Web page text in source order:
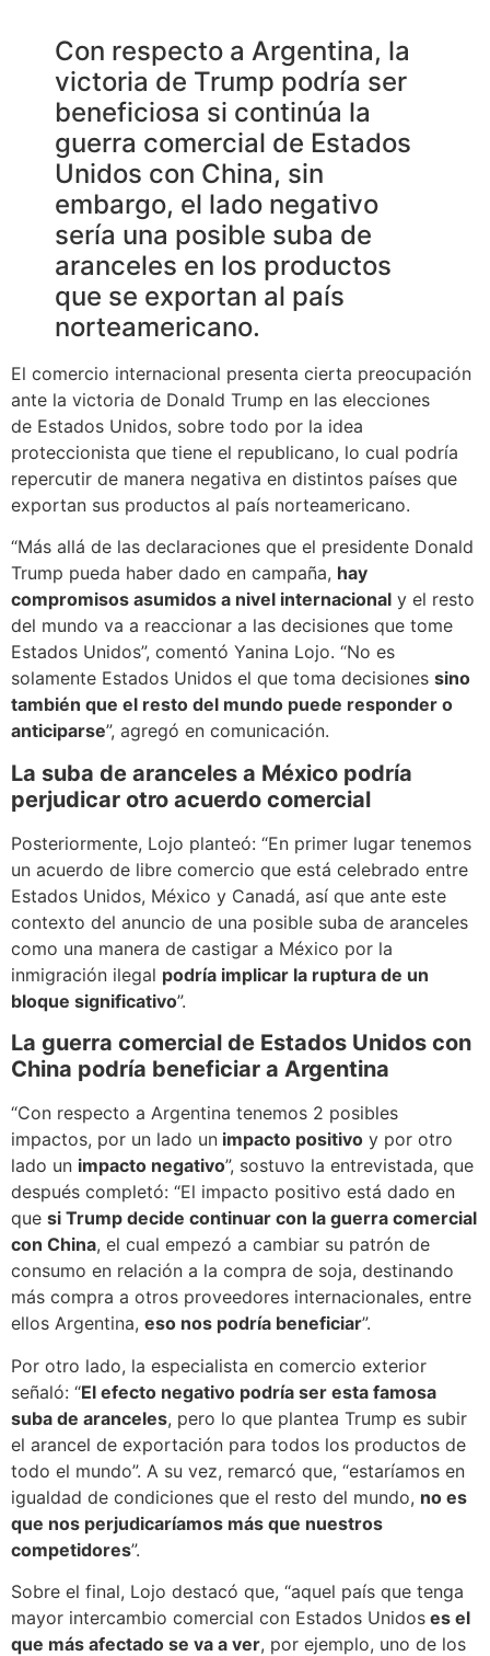
Con respecto a Argentina, la
victoria de Trump podría ser
beneficiosa si continúa la
guerra comercial de Estados
Unidos con China, sin
embargo, el lado negativo
sería una posible suba de
aranceles en los productos
que se exportan al país
norteamericano.
El comercio internacional presenta cierta preocupación
ante la victoria de Donald Trump en las elecciones
de Estados Unidos, sobre todo por la idea
proteccionista que tiene el republicano, lo cual podría
repercutir de manera negativa en distintos países que
exportan sus productos al país norteamericano.
“Más allá de las declaraciones que el presidente Donald
Trump pueda haber dado en campaña, hay
compromisos asumidos a nivel internacional y el resto
del mundo va a reaccionar a las decisiones que tome
Estados Unidos”, comentó Yanina Lojo. “No es
solamente Estados Unidos el que toma decisiones sino
también que el resto del mundo puede responder o
anticiparse”, agregó en comunicación.
La suba de aranceles a México podría
perjudicar otro acuerdo comercial
Posteriormente, Lojo planteó: “En primer lugar tenemos
un acuerdo de libre comercio que está celebrado entre
Estados Unidos, México y Canadá, así que ante este
contexto del anuncio de una posible suba de aranceles
como una manera de castigar a México por la
inmigración ilegal podría implicar la ruptura de un
bloque significativo”.
La guerra comercial de Estados Unidos con
China podría beneficiar a Argentina
“Con respecto a Argentina tenemos 2 posibles
impactos, por un lado un impacto positivo y por otro
lado un impacto negativo”, sostuvo la entrevistada, que
después completó: “El impacto positivo está dado en
que si Trump decide continuar con la guerra comercial
con China, el cual empezó a cambiar su patrón de
consumo en relación a la compra de soja, destinando
más compra a otros proveedores internacionales, entre
ellos Argentina, eso nos podría beneficiar”.
Por otro lado, la especialista en comercio exterior
señaló: “El efecto negativo podría ser esta famosa
suba de aranceles, pero lo que plantea Trump es subir
el arancel de exportación para todos los productos de
todo el mundo”. A su vez, remarcó que, “estaríamos en
igualdad de condiciones que el resto del mundo, no es
que nos perjudicaríamos más que nuestros
competidores”.
Sobre el final, Lojo destacó que, “aquel país que tenga
mayor intercambio comercial con Estados Unidos es el
que más afectado se va a ver, por ejemplo, uno de los